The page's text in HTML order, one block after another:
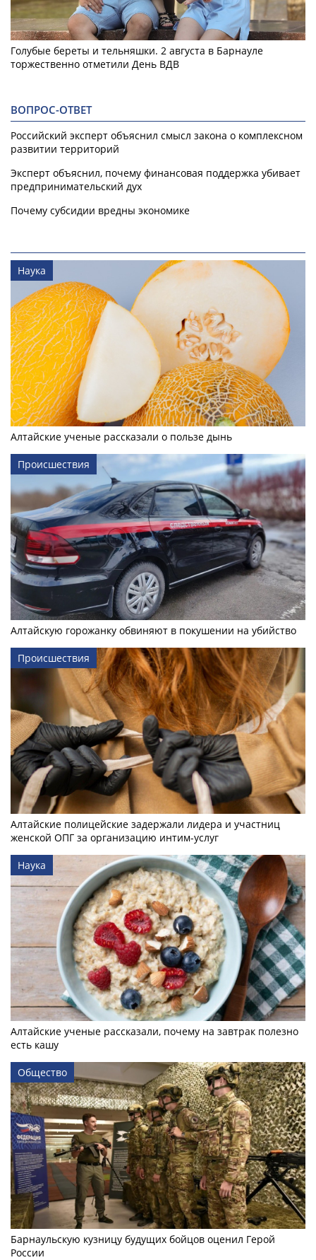
Голубые береты и тельняшки. 2 августа в Барнауле
торжественно отметили День ВДВ
ВОПРОС-ОТВЕТ
Российский эксперт объяснил смысл закона о комплексном
развитии территорий
Эксперт объяснил, почему финансовая поддержка убивает
предпринимательский дух
Почему субсидии вредны экономике
Наука
Алтайские ученые рассказали о пользе дынь
Происшествия
Алтайскую горожанку обвиняют в покушении на убийство
Происшествия
Алтайские полицейские задержали лидера и участниц
женской ОПГ за организацию интим-услуг
Наука
Алтайские ученые рассказали, почему на завтрак полезно
есть кашу
Общество
Барнаульскую кузницу будущих бойцов оценил Герой
России